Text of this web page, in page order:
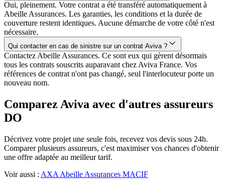
Oui, pleinement. Votre contrat a été transféré automatiquement à
Abeille Assurances. Les garanties, les conditions et la durée de
couverture restent identiques. Aucune démarche de votre côté n'est
nécessaire.
Qui contacter en cas de sinistre sur un contrat Aviva ?
Contactez Abeille Assurances. Ce sont eux qui gèrent désormais
tous les contrats souscrits auparavant chez Aviva France. Vos
références de contrat n'ont pas changé, seul l'interlocuteur porte un
nouveau nom.
Comparez Aviva avec d'autres assureurs
DO
Décrivez votre projet une seule fois, recevez vos devis sous 24h.
Comparer plusieurs assureurs, c'est maximiser vos chances d'obtenir
une offre adaptée au meilleur tarif.
Voir aussi : AXA Abeille Assurances MACIF